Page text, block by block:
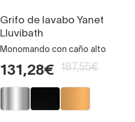
Grifo de lavabo Yanet
Lluvibath
Monomando con caño alto
131,28€ 187,55€